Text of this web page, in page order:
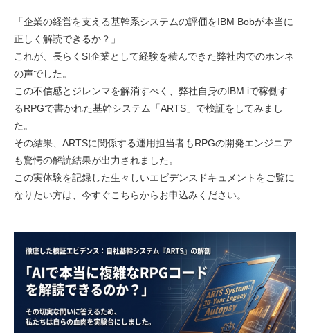
「企業の経営を支える基幹系システムの評価をIBM Bobが本当に
正しく解読できるか？」
これが、長らくSI企業として経験を積んできた弊社内でのホンネ
の声でした。
この不信感とジレンマを解消すべく、弊社自身のIBM iで稼働す
るRPGで書かれた基幹システム「ARTS」で検証をしてみまし
た。
その結果、ARTSに関係する運用担当者もRPGの開発エンジニア
も驚愕の解読結果が出力されました。
この実体験を記録した生々しいエビデンスドキュメントをご覧に
なりたい方は、今すぐこちらからお申込みください。